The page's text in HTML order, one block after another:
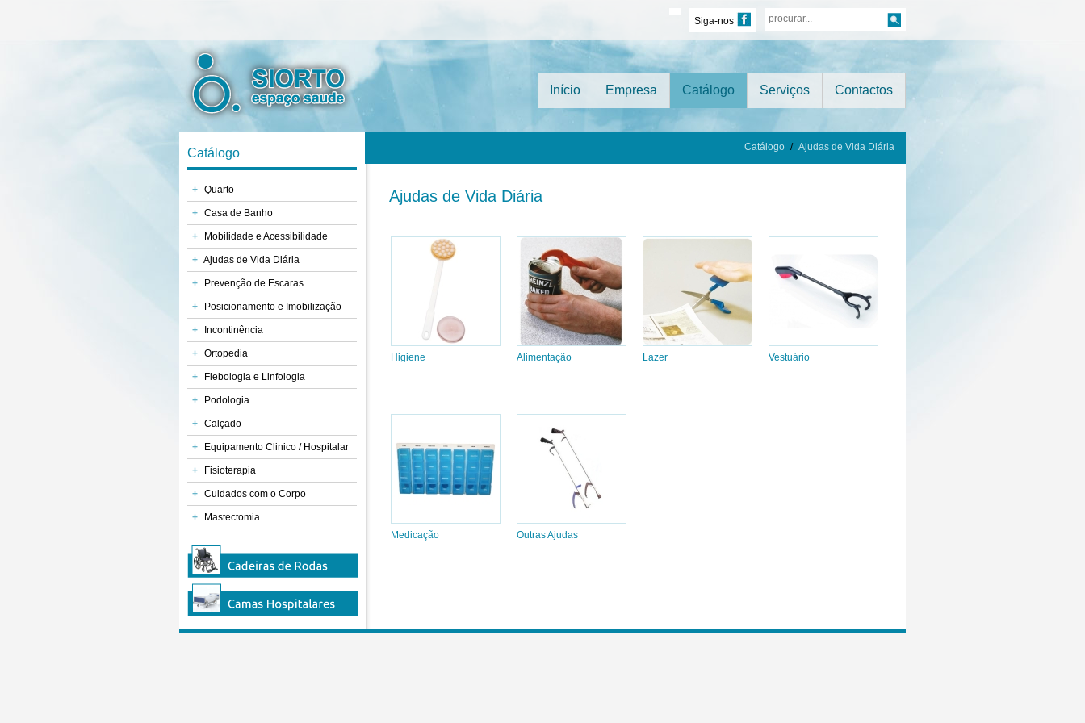
Siga-nos
Início Empresa Catálogo Serviços Contactos
Catálogo
+ Quarto
+ Casa de Banho
+ Mobilidade e Acessibilidade
+ Ajudas de Vida Diária
+ Prevenção de Escaras
+ Posicionamento e Imobilização
+ Incontinência
+ Ortopedia
+ Flebologia e Linfologia
+ Podologia
+ Calçado
+ Equipamento Clinico / Hospitalar
+ Fisioterapia
+ Cuidados com o Corpo
+ Mastectomia
Catálogo / Ajudas de Vida Diária
Ajudas de Vida Diária
Higiene Alimentação Lazer Vestuário
Medicação Outras Ajudas